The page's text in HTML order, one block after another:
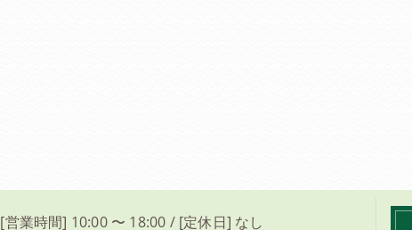
[営業時間] 10:00 〜 18:00 / [定休日] なし